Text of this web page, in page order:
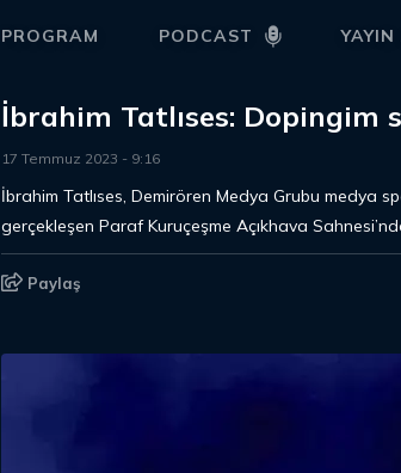
PROGRAM PODCAST YAYIN
İbrahim Tatlıses: Dopingim
17 Temmuz 2023 - 9: 16
İbrahim Tatlıses, Demirören Medya Grubu medya
gerçekleşen Paraf Kuruçeşme Açıkhava
Paylaş